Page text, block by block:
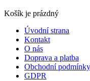
Košík je prázdný
Úvodní strana
Kontakt
O nás
Doprava a platba
Obchodní podmínky
GDPR